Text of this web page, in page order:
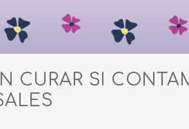
CURAR SI